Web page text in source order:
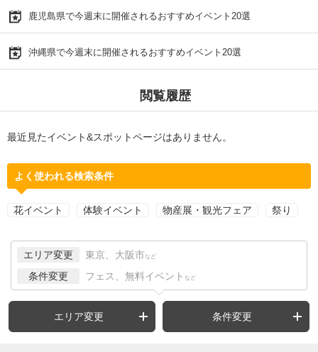
鹿児島県で今週末に開催されるおすすめイベント20選
沖縄県で今週末に開催されるおすすめイベント20選
閲覧履歴
最近見たイベント&スポットページはありません。
よく使われる検索条件
花イベント 体験イベント 物産展・観光フェア 祭り
エリア変更 東京、大阪市 など
条件変更 フェス、無料イベント など
エリア変更 条件変更